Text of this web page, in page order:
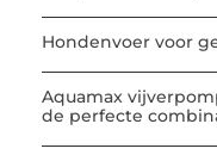
Hondenvoer voor
Aquamax
de perfecte